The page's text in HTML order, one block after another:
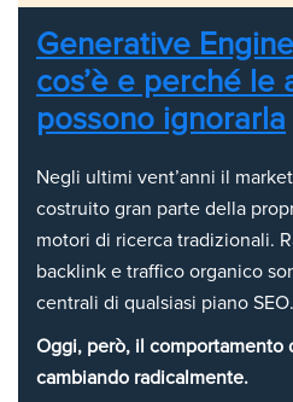
Generative
cos’è e perché le
possono ignorarla
Negli ultimi vent’anni il
costruito gran parte della
motori di ricerca tradizionali.
backlink e traffico organico
centrali di qualsiasi piano SEO.
Oggi, però, il comportamento
cambiando radicalmente.